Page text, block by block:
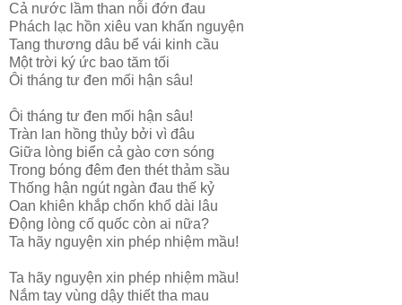
Cả nước lầm than nỗi đớn đau
Phách lạc hồn xiêu van khấn nguyện
Tang thương dâu bể vái kinh cầu
Một trời ký ức bao tăm tối
Ôi tháng tư đen mối hận sâu!
Ôi tháng tư đen mối hận sâu!
Tràn lan hồng thủy bởi vì đâu
Giữa lòng biển cả gào cơn sóng
Trong bóng đêm đen thét thảm sầu
Thống hận ngút ngàn đau thế kỷ
Oan khiên khắp chốn khổ dài lâu
Động lòng cố quốc còn ai nữa?
Ta hãy nguyện xin phép nhiệm mầu!
Ta hãy nguyện xin phép nhiệm mầu!
Nắm tay vùng dậy thiết tha mau